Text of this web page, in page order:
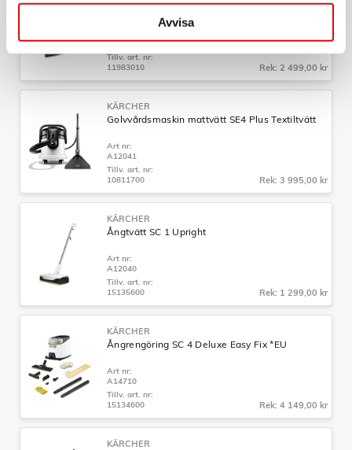
Avvisa
Grovdammsugare Batteridrift
11983010
Tillv. art. nr:
11983010
Rek: 2 499,00 kr
KÄRCHER
Golvvårdsmaskin mattvätt SE4 Plus Textiltvätt
Art nr:
A12041
Tillv. art. nr:
10811700
Rek: 3 995,00 kr
KÄRCHER
Ångtvätt SC 1 Upright
Art nr:
A12040
Tillv. art. nr:
15135600
Rek: 1 299,00 kr
KÄRCHER
Ångrengöring SC 4 Deluxe Easy Fix *EU
Art nr:
A14710
Tillv. art. nr:
15134600
Rek: 4 149,00 kr
KÄRCHER